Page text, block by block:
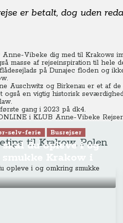
er betalt, dog uden
Vibeke dig med til Krakows
masse af rejseinspiration til hele
på Dunajec floden og
Auschwitz og Birkenau er et af
også en vigtig historisk
gang i 2023 på dk4.
i KLUB Anne-Vibeke
til Krakow, Polen
selv-ferie Busrejser
skal du opleve i og